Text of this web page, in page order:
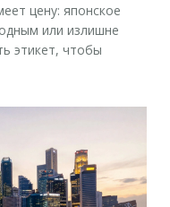
цену: японское
или излишне
этикет, чтобы